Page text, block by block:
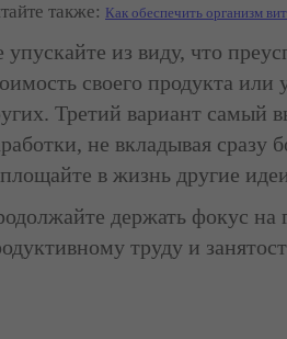
также: Как обеспечить организм
упускайте из виду, что
своего продукта
Третий вариант самый
не вкладывая сразу
в жизнь другие
держать фокус на
труду и